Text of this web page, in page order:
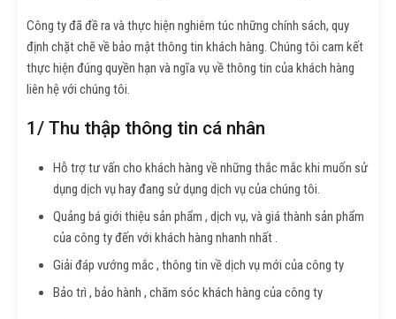
Công ty đã đề ra và thực hiện nghiêm túc những chính sách, quy
định chặt chẽ về bảo mật thông tin khách hàng. Chúng tôi cam kết
thực hiện đúng quyền hạn và ngĩa vụ về thông tin của khách hàng
liên hệ với chúng tôi.
1/ Thu thập thông tin cá nhân
Hỗ trợ tư vấn cho khách hàng về những thắc mắc khi muốn sử
dụng dịch vụ hay đang sử dụng dịch vụ của chúng tôi.
Quảng bá giới thiệu sản phẩm , dịch vụ, và giá thành sản phẩm
của công ty đến với khách hàng nhanh nhất .
Giải đáp vướng mắc , thông tin về dịch vụ mới của công ty
Bảo trì , bảo hành , chăm sóc khách hàng của công ty